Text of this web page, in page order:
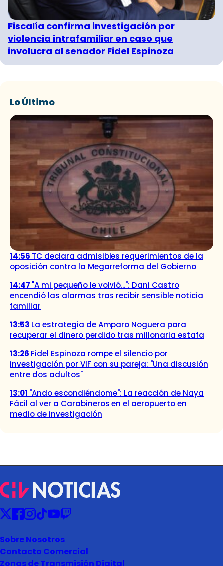
Fiscalía confirma investigación por
violencia intrafamiliar en caso que
involucra al senador Fidel Espinoza
Lo Último
14:56 TC declara admisibles requerimientos de la
oposición contra la Megarreforma del Gobierno
14:47 "A mi pequeño le volvió...": Dani Castro
encendió las alarmas tras recibir sensible noticia
familiar
13:53 La estrategia de Amparo Noguera para
recuperar el dinero perdido tras millonaria estafa
13:26 Fidel Espinoza rompe el silencio por
investigación por VIF con su pareja: "Una discusión
entre dos adultos"
13:01 "Ando escondiéndome": La reacción de Naya
Fácil al ver a Carabineros en el aeropuerto en
medio de investigación
Sobre Nosotros
Contacto Comercial
Zonas de Transmisión Digital